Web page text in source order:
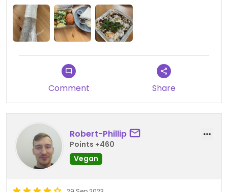
Comment Share
Robert-Phillip
Points +460
Vegan